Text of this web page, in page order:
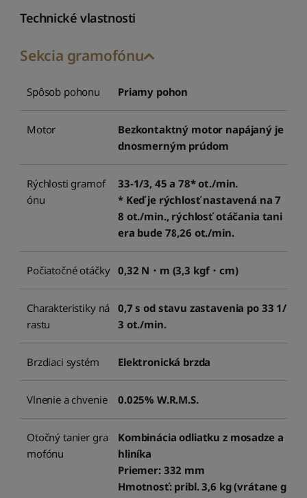
Technické vlastnosti
Sekcia gramofónu
Spôsob pohonu Priamy pohon
Motor
Bezkontaktný motor napájaný je
dnosmerným prúdom
Rýchlosti gramof
ónu
33-1/3, 45 a 78* ot./min.
* Keď je rýchlosť nastavená na 7
8 ot./min., rýchlosť otáčania tani
era bude 78,26 ot./min.
Počiatočné otáčky 0,32 N・m (3,3 kgf・cm)
Charakteristiky ná
rastu
0,7 s od stavu zastavenia po 33 1/
3 ot./min.
Brzdiaci systém Elektronická brzda
Vlnenie a chvenie 0.025% W.R.M.S.
Otočný tanier gra
mofónu
Kombinácia odliatku z mosadze a
hliníka
Priemer: 332 mm
Hmotnosť: pribl. 3,6 kg (vrátane g